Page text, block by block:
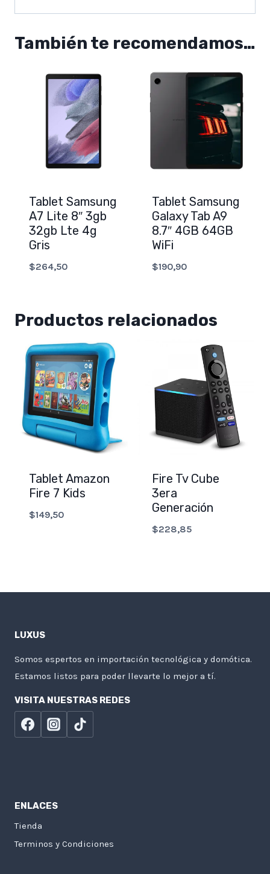
También te recomendamos…
Tablet Samsung
A7 Lite 8″ 3gb
32gb Lte 4g
Gris
$264,50
Tablet Samsung
Galaxy Tab A9
8.7″ 4GB 64GB
WiFi
$190,90
Productos relacionados
Tablet Amazon
Fire 7 Kids
$149,50
Fire Tv Cube
3era
Generación
$228,85
LUXUS
Somos espertos en importación tecnológica y domótica.
Estamos listos para poder llevarte lo mejor a tí.
VISITA NUESTRAS REDES
ENLACES
Tienda
Terminos y Condiciones